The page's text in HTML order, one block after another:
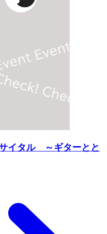
イタル ～ギターとと